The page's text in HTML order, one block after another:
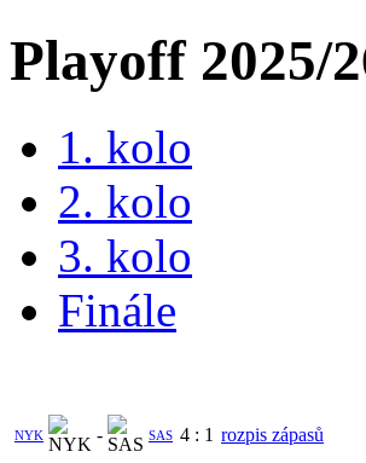
Playoff 2025/
1. kolo
2. kolo
3. kolo
Finále
NYK - SAS 4 : 1 rozpis zápasů